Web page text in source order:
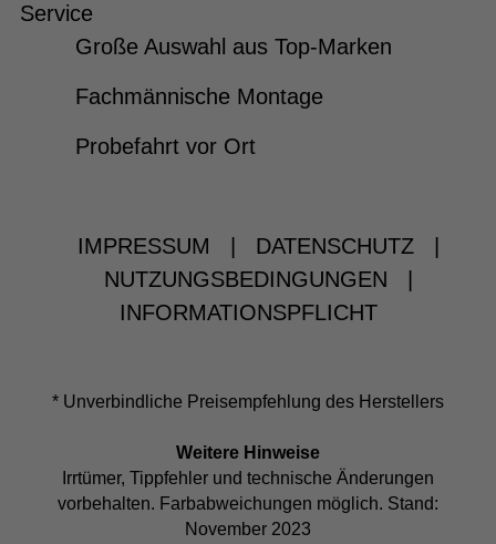
Service
Große Auswahl aus Top-Marken
Fachmännische Montage
Probefahrt vor Ort
IMPRESSUM DATENSCHUTZ
NUTZUNGSBEDINGUNGEN
INFORMATIONSPFLICHT
* Unverbindliche Preisempfehlung des Herstellers
Weitere Hinweise
Irrtümer, Tippfehler und technische Änderungen
vorbehalten. Farbabweichungen möglich. Stand:
November 2023